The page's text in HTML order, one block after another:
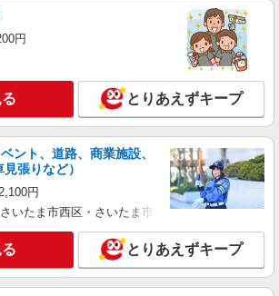
円
とりあえずキープ
ント、道路、商業施設、
張りなど）
円
いたま市西区・さいたま市岩槻区・久喜市・蓮田
とりあえずキープ